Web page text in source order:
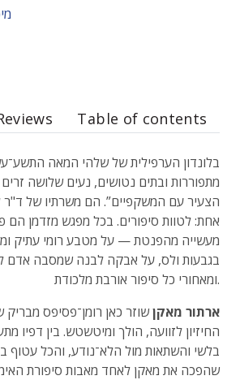
Table of contents
בלונדון הערפילית של שלהי המאה
מתפוררות ובתים נטושים, נעים שלושה
הצעיר עם המשקפיים”. הם משרתיו של ד"ר
אחת: לטוות סיפורים. בכל מפגש מזדמן הם
מעשייה מהפנטת — על מטבע רומי עתיק
בגבעות ולס, על אבקה לבנה שמסבה אדם
ומאחורי כל סיפור אורבת מלכודת.
ארתור מאקןשוזר כאן רומן־פסיפס מבריק
החיזיון לזוועה, הולך ומיטשטש. בין דפיו
בלשי והשתאות מול הלא־נודע, והכל עטוף
שהפכה את מאקן לאחד מאבות סיפורת